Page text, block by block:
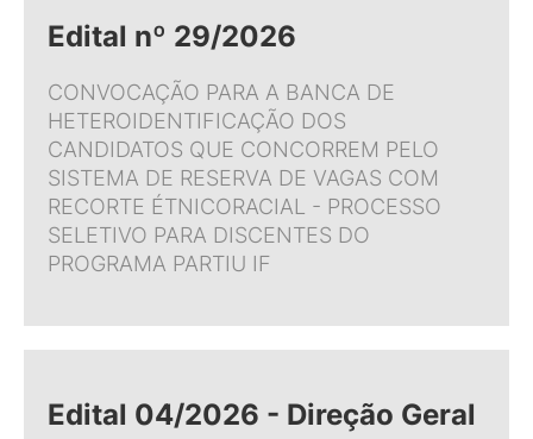
Edital nº 29/2026
CONVOCAÇÃO PARA A BANCA DE
HETEROIDENTIFICAÇÃO DOS
CANDIDATOS QUE CONCORREM PELO
SISTEMA DE RESERVA DE VAGAS COM
RECORTE ÉTNICORACIAL - PROCESSO
SELETIVO PARA DISCENTES DO
PROGRAMA PARTIU IF
Edital 04/2026 - Direção Geral